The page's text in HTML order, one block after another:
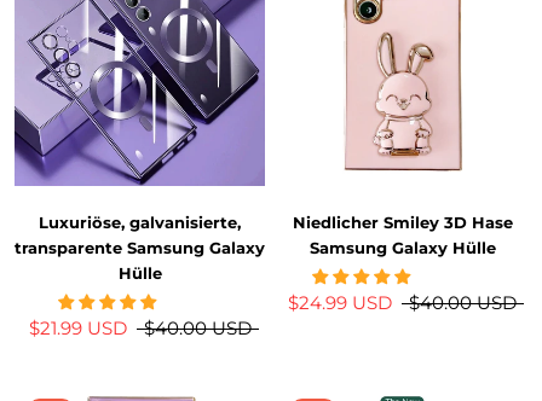
Luxuriöse, galvanisierte,
transparente Samsung Galaxy
Hülle
$21.99 USD $40.00 USD
Niedlicher Smiley 3D Hase
Samsung Galaxy Hülle
$24.99 USD $40.00 USD